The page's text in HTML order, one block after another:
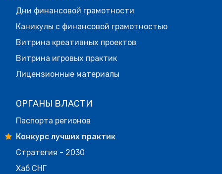
Дни финансовой грамотности
Каникулы с финансовой грамотностью
Витрина креативных проектов
Витрина игровых практик
Лицензионные материалы
ОРГАНЫ ВЛАСТИ
Паспорта регионов
Конкурс лучших практик
Стратегия - 2030
Хаб СНГ